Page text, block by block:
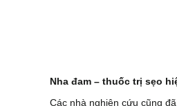
Nha đam – thuốc trị sẹo
Các nhà nghiên cứu cũng